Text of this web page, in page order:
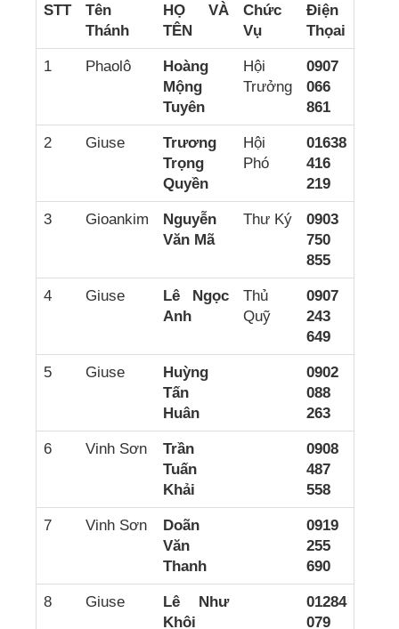
STT
Tên
Thánh
HỌ VÀ
TÊN
Chức
Vụ
Điện
Thọai
1 Phaolô
Hoàng
Mộng
Tuyên
Hội
Trưởng
0907
066
861
2 Giuse
Trương
Trọng
Quyền
Hội
Phó
01638
416
219
3 Gioankim
Nguyễn
Văn Mã
Thư Ký
0903
750
855
4 Giuse
Lê Ngọc
Anh
Thủ
Quỹ
0907
243
649
5 Giuse
Huỳng
Tấn
Huân
0902
088
263
6 Vinh Sơn
Trần
Tuấn
Khải
0908
487
558
7 Vinh Sơn
Doãn
Văn
Thanh
0919
255
690
8 Giuse
Lê Như
Khôi
01284
079